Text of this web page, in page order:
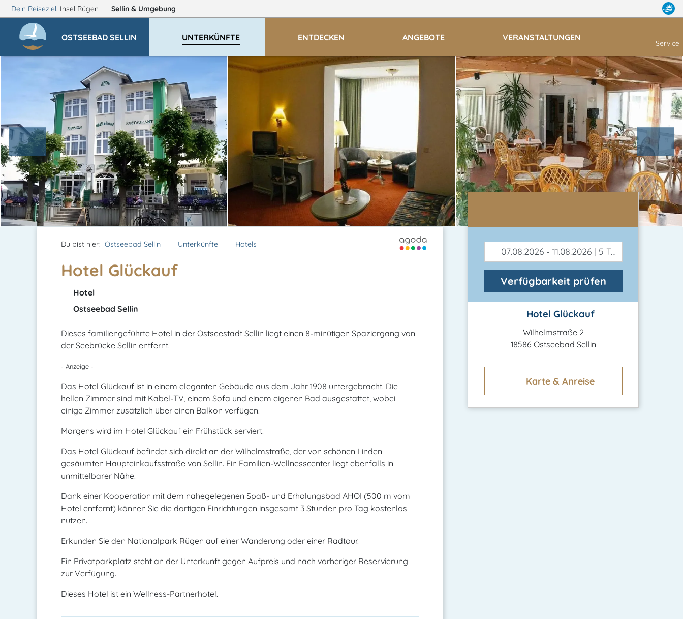
Dein Reiseziel: Insel Rügen Sellin & Umgebung
OSTSEEBAD SELLIN UNTERKÜNFTE ENTDECKEN ANGEBOTE VERANSTALTUNGEN
Service
Du bist hier: Ostseebad Sellin Unterkünfte Hotels
Hotel Glückauf
Hotel
Ostseebad Sellin
Dieses familiengeführte Hotel in der Ostseestadt Sellin liegt einen 8-minütigen Spaziergang von
der Seebrücke Sellin entfernt.
- Anzeige -
Das Hotel Glückauf ist in einem eleganten Gebäude aus dem Jahr 1908 untergebracht. Die
hellen Zimmer sind mit Kabel-TV, einem Sofa und einem eigenen Bad ausgestattet, wobei
einige Zimmer zusätzlich über einen Balkon verfügen.
Morgens wird im Hotel Glückauf ein Frühstück serviert.
Das Hotel Glückauf befindet sich direkt an der Wilhelmstraße, der von schönen Linden
gesäumten Haupteinkaufsstraße von Sellin. Ein Familien-Wellnesscenter liegt ebenfalls in
unmittelbarer Nähe.
Dank einer Kooperation mit dem nahegelegenen Spaß- und Erholungsbad AHOI (500 m vom
Hotel entfernt) können Sie die dortigen Einrichtungen insgesamt 3 Stunden pro Tag kostenlos
nutzen.
Erkunden Sie den Nationalpark Rügen auf einer Wanderung oder einer Radtour.
Ein Privatparkplatz steht an der Unterkunft gegen Aufpreis und nach vorheriger Reservierung
zur Verfügung.
Dieses Hotel ist ein Wellness-Partnerhotel.
07.08.2026 - 11.08.2026 | 5 Tage
Verfügbarkeit prüfen
Hotel Glückauf
Wilhelmstraße 2
18586 Ostseebad Sellin
Karte & Anreise